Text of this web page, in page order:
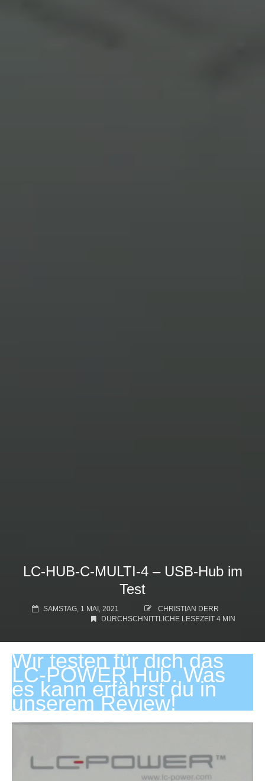
LC-HUB-C-MULTI-4 – USB-Hub im
Test
SAMSTAG, 1 MAI, 2021
CHRISTIAN DERR
DURCHSCHNITTLICHE LESEZEIT 4 MIN
Wir testen für dich das
LC-POWER Hub. Was
es kann erfährst du in
unserem Review!